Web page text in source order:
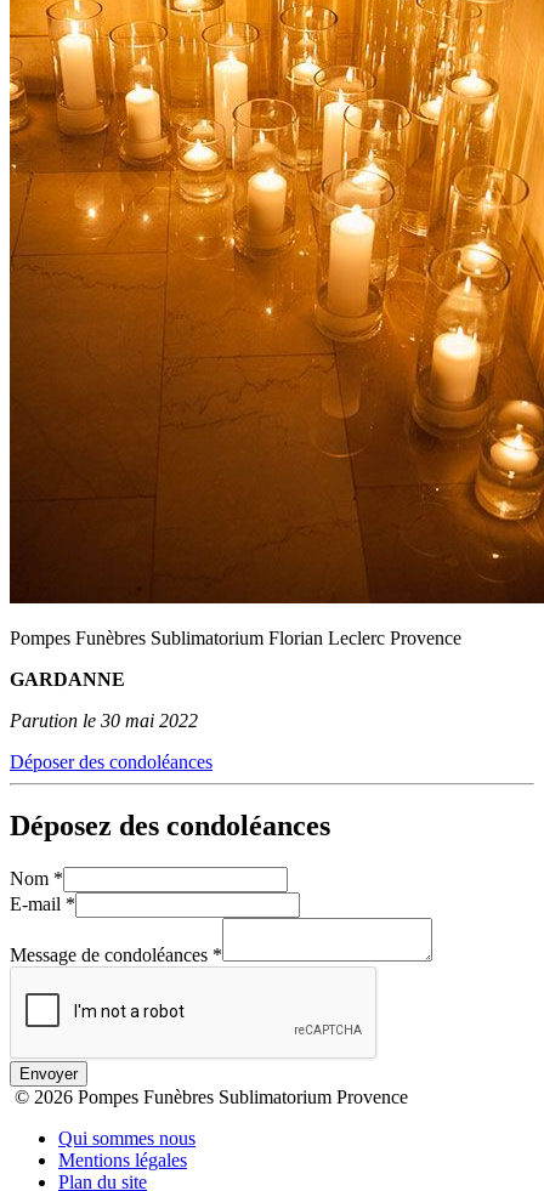
Pompes Funèbres Sublimatorium Florian Leclerc Provence
GARDANNE
Parution le 30 mai 2022
Déposer des condoléances
Déposez des condoléances
Nom *
E-mail *
Message de condoléances *
Envoyer
© 2026 Pompes Funèbres Sublimatorium Provence
Qui sommes nous
Mentions légales
Plan du site